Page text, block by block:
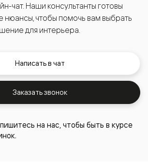
чат. Наши консультанты готовы
нюансы, чтобы помочь вам выбрать
для интерьера.
Написать в чат
Заказать звонок
на нас, чтобы быть в курсе